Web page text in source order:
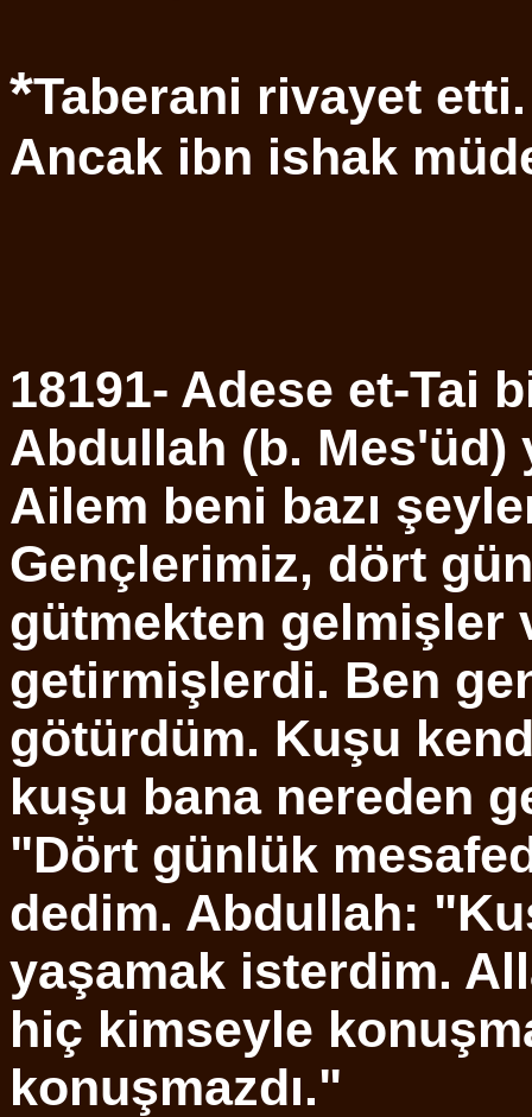
*Taberani rivayet
Ancak ibn ishak
18191- Adese et-Tai
Abdullah (b. Mes'üd)
Ailem beni bazı
Gençlerimiz, dört
gütmekten gelmişler
getirmişlerdi. Ben
götürdüm. Kuşu
kuşu bana nereden
"Dört günlük
dedim. Abdullah:
yaşamak isterdim.
hiç kimseyle
konuşmazdı."